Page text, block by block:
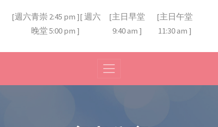
[週六青崇 2:45 pm ][ 週六
晚堂 5:00 pm ]
[主日早堂
9:40 am ]
[主日午堂
11:30 am ]